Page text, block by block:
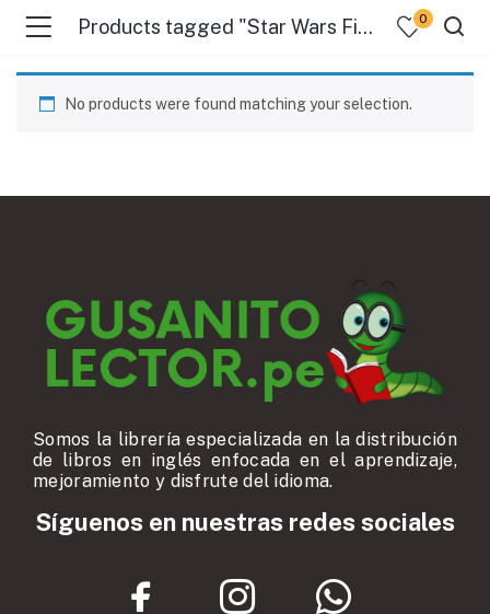
Products tagged "Star Wars Fiction" 0
No products were found matching your selection.
Somos la librería especializada en la distribución
de libros en inglés enfocada en el aprendizaje,
mejoramiento y disfrute del idioma.
Síguenos en nuestras redes sociales